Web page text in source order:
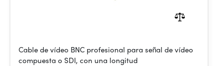
Cable de vídeo BNC profesional para señal de vídeo
compuesta o SDI, con una longitud